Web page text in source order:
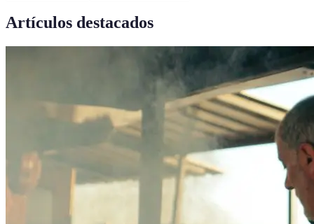
Artículos destacados